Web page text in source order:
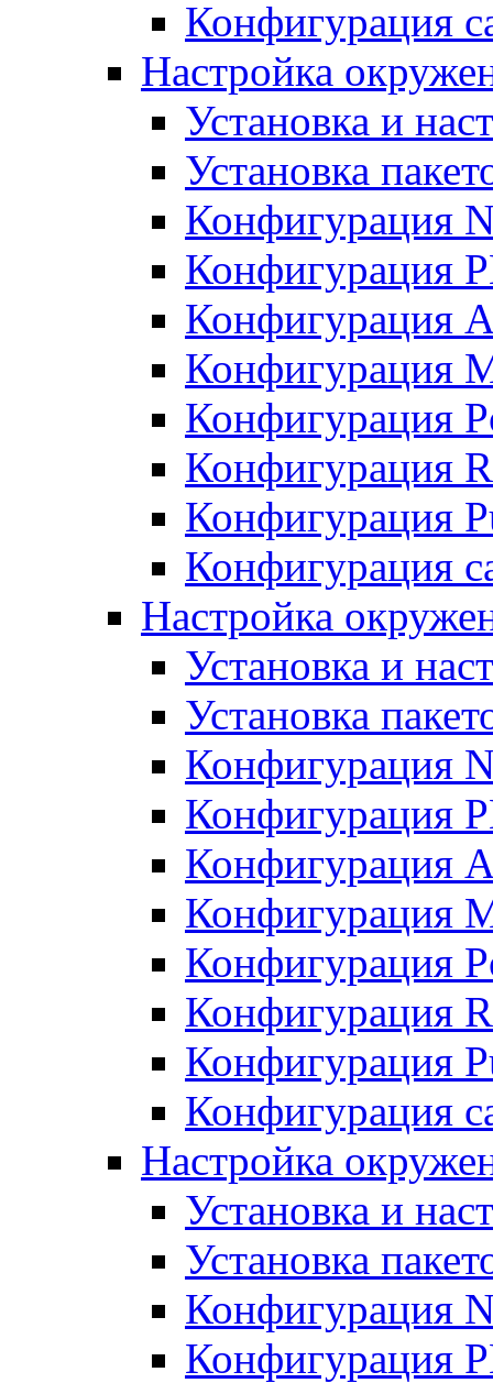
Конфигурация
Настройка
Установка и
Установка
Конфигурация
Конфигурация
Конфигурация
Конфигурация
Конфигурация
Конфигурация
Конфигурация
Конфигурация
Настройка
Установка и
Установка
Конфигурация
Конфигурация
Конфигурация
Конфигурация
Конфигурация
Конфигурация
Конфигурация
Конфигурация
Настройка
Установка и
Установка
Конфигурация
Конфигурация